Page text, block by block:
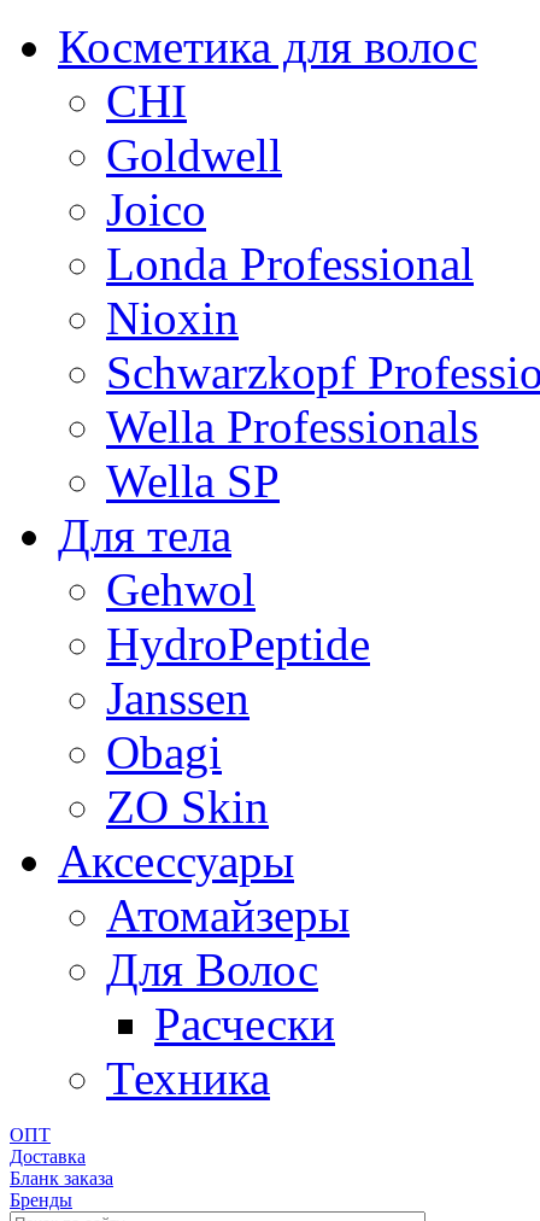
Косметика для волос
CHI
Goldwell
Joico
Londa Professional
Nioxin
Schwarzkopf
Wella Professionals
Wella SP
Для тела
Gehwol
HydroPeptide
Janssen
Obagi
ZO Skin
Aксессуары
Атомайзеры
Для Волос
Расчески
Техника
ОПТ
Доставка
Бланк заказа
Бренды